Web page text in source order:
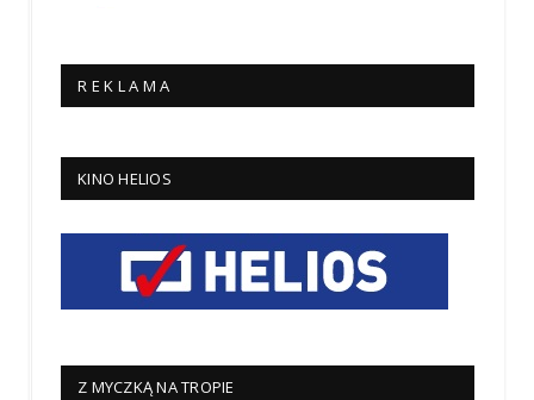
R E K L A M A
KINO HELIOS
Z MYCZKĄ NA TROPIE